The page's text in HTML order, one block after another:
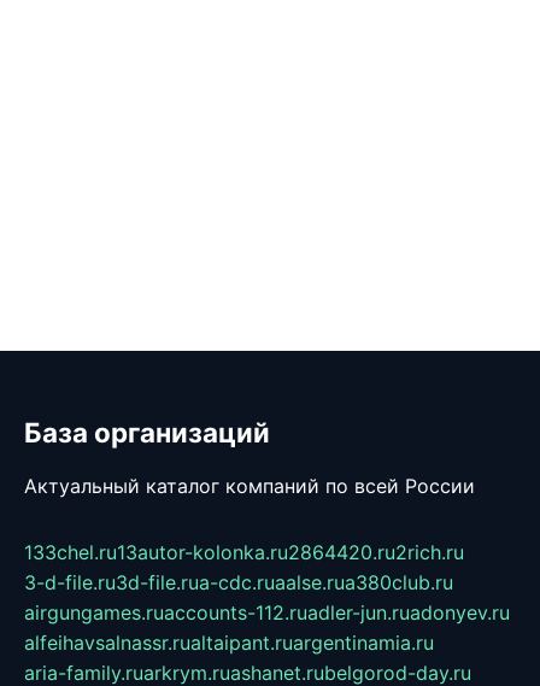
База организаций
Актуальный каталог компаний по всей России
133chel.ru13autor-kolonka.ru2864420.ru2rich.ru
3-d-file.ru3d-file.rua-cdc.ruaalse.rua380club.ru
airgungames.ruaccounts-112.ruadler-jun.ruadonyev.ru
alfeihavsalnassr.rualtaipant.ruargentinamia.ru
aria-family.ruarkrym.ruashanet.rubelgorod-day.ru